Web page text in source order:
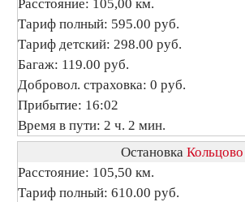
Расстояние: 105,00 км.
Тариф полный: 595.00 руб.
Тариф детский: 298.00 руб.
Багаж: 119.00 руб.
Добровол. страховка: 0 руб.
Прибытие: 16:02
Время в пути: 2 ч. 2 мин.
Остановка Кольцово
Расстояние: 105,50 км.
Тариф полный: 610.00 руб.